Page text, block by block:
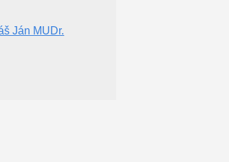
Ján MUDr.